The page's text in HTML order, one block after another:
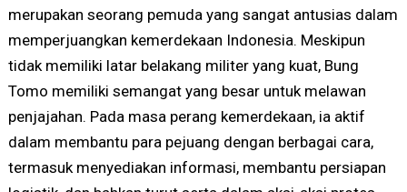
merupakan seorang pemuda yang sangat antusias dalam
memperjuangkan kemerdekaan Indonesia. Meskipun
tidak memiliki latar belakang militer yang kuat, Bung
Tomo memiliki semangat yang besar untuk melawan
penjajahan. Pada masa perang kemerdekaan, ia aktif
dalam membantu para pejuang dengan berbagai cara,
termasuk menyediakan informasi, membantu persiapan